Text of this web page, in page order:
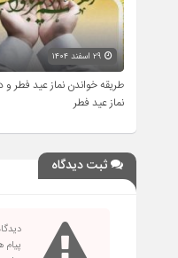
طریقه خواندن نماز عید فطر
نماز عید فطر
ثبت دیدگاه